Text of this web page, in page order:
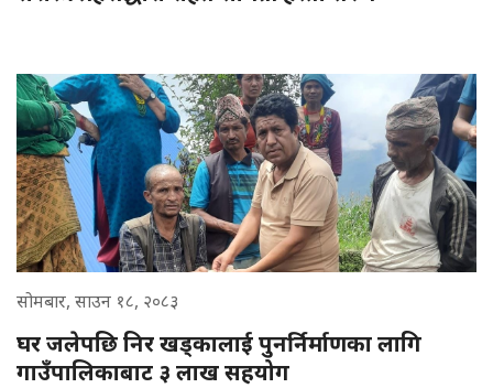
सोमबार, साउन १८, २०८३
घर जलेपछि निर खड्कालाई पुनर्निर्माणका लागि
गाउँपालिकाबाट ३ लाख सहयोग